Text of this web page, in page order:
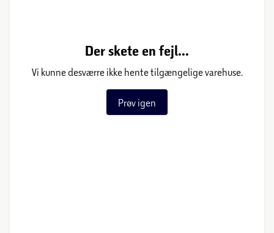
Der skete en fejl...
Vi kunne desværre ikke hente tilgængelige varehuse.
Prøv igen